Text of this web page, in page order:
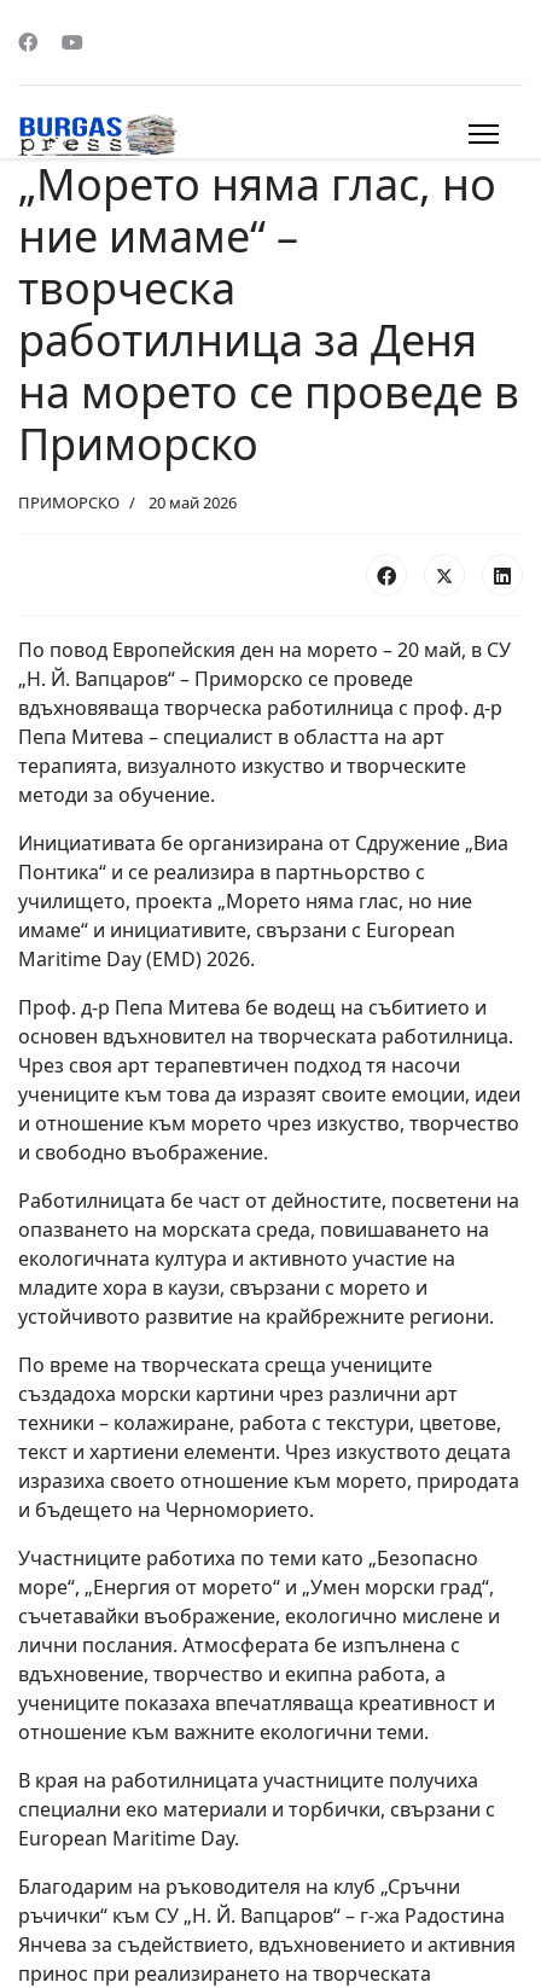
„Морето няма глас, но
ние имаме“ –
творческа
работилница за Деня
на морето се проведе в
Приморско
ПРИМОРСКО 20 май 2026
По повод Европейския ден на морето – 20 май, в СУ
„Н. Й. Вапцаров“ – Приморско се проведе
вдъхновяваща творческа работилница с проф. д-р
Пепа Митева – специалист в областта на арт
терапията, визуалното изкуство и творческите
методи за обучение.
Инициативата бе организирана от Сдружение „Виа
Понтика“ и се реализира в партньорство с
училището, проекта „Морето няма глас, но ние
имаме“ и инициативите, свързани с European
Maritime Day (EMD) 2026.
Проф. д-р Пепа Митева бе водещ на събитието и
основен вдъхновител на творческата работилница.
Чрез своя арт терапевтичен подход тя насочи
учениците към това да изразят своите емоции, идеи
и отношение към морето чрез изкуство, творчество
и свободно въображение.
Работилницата бе част от дейностите, посветени на
опазването на морската среда, повишаването на
екологичната култура и активното участие на
младите хора в каузи, свързани с морето и
устойчивото развитие на крайбрежните региони.
По време на творческата среща учениците
създадоха морски картини чрез различни арт
техники – колажиране, работа с текстури, цветове,
текст и хартиени елементи. Чрез изкуството децата
изразиха своето отношение към морето, природата
и бъдещето на Черноморието.
Участниците работиха по теми като „Безопасно
море“, „Енергия от морето“ и „Умен морски град“,
съчетавайки въображение, екологично мислене и
лични послания. Атмосферата бе изпълнена с
вдъхновение, творчество и екипна работа, а
учениците показаха впечатляваща креативност и
отношение към важните екологични теми.
В края на работилницата участниците получиха
специални еко материали и торбички, свързани с
European Maritime Day.
Благодарим на ръководителя на клуб „Сръчни
ръчички“ към СУ „Н. Й. Вапцаров“ – г-жа Радостина
Янчева за съдействието, вдъхновението и активния
принос при реализирането на творческата